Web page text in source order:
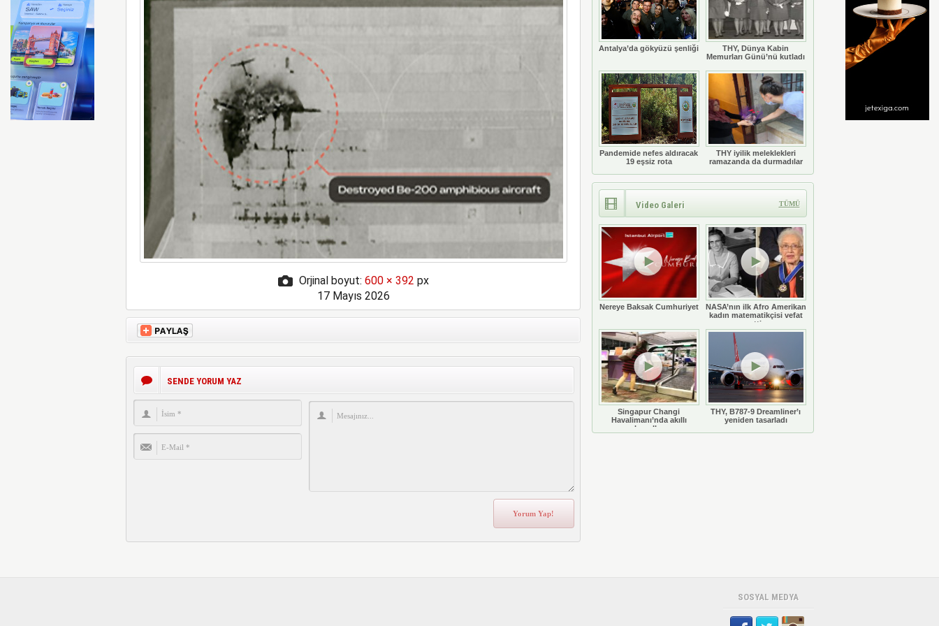
Orjinal boyut: 600 × 392 px
17 Mayıs 2026
SENDE YORUM YAZ
Antalya’da gökyüzü şenliği
THY, Dünya Kabin
Memurları Günü’nü kutladı
Pandemide nefes aldıracak
19 eşsiz rota
THY iyilik meleklekleri
ramazanda da durmadılar
Video Galeri TÜMÜ
Nereye Baksak Cumhuriyet
NASA’nın ilk Afro Amerikan
kadın matematikçisi vefat
etti
Singapur Changi
Havalimanı’nda akıllı
bavullar
THY, B787-9 Dreamliner’ı
yeniden tasarladı
SOSYAL MEDYA